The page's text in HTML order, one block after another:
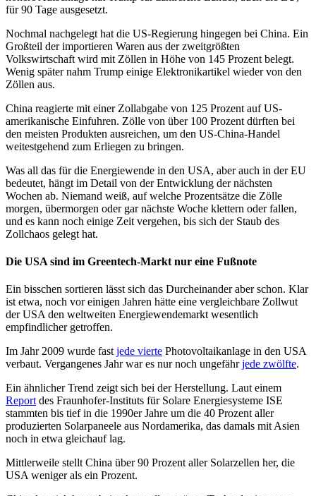
für 90 Tage ausgesetzt.
Nochmal nachgelegt hat die US-Regierung hingegen bei China. Ein
Großteil der importieren Waren aus der zweitgrößten
Volkswirtschaft wird mit Zöllen in Höhe von 145 Prozent belegt.
Wenig später nahm Trump einige Elektronikartikel wieder von den
Zöllen aus.
China reagierte mit einer Zollabgabe von 125 Prozent auf US-
amerikanische Einfuhren. Zölle von über 100 Prozent dürften bei
den meisten Produkten ausreichen, um den US-China-Handel
weitestgehend zum Erliegen zu bringen.
Was all das für die Energiewende in den USA, aber auch in der EU
bedeutet, hängt im Detail von der Entwicklung der nächsten
Wochen ab. Niemand weiß, auf welche Prozentsätze die Zölle
morgen, übermorgen oder gar nächste Woche klettern oder fallen,
und es kann noch einige Zeit vergehen, bis sich der Staub des
Zollchaos gelegt hat.
Die USA sind im Greentech-Markt nur eine Fußnote
Ein bisschen sortieren lässt sich das Durcheinander aber schon. Klar
ist etwa, noch vor einigen Jahren hätte eine vergleichbare Zollwut
der USA den weltweiten Energiewendemarkt wesentlich
empfindlicher getroffen.
Im Jahr 2009 wurde fast jede vierte Photovoltaikanlage in den USA
verbaut. Vergangenes Jahr war es nur noch ungefährjede zwölfte.
Ein ähnlicher Trend zeigt sich bei der Herstellung. Laut einem
Report des Fraunhofer-Instituts für Solare Energiesysteme ISE
stammten bis tief in die 1990er Jahre um die 40 Prozent aller
produzierten Solarpaneele aus Nordamerika, das damals mit Asien
noch in etwa gleichauf lag.
Mittlerweile stellt China über 90 Prozent aller Solarzellen her, die
USA weniger als ein Prozent.